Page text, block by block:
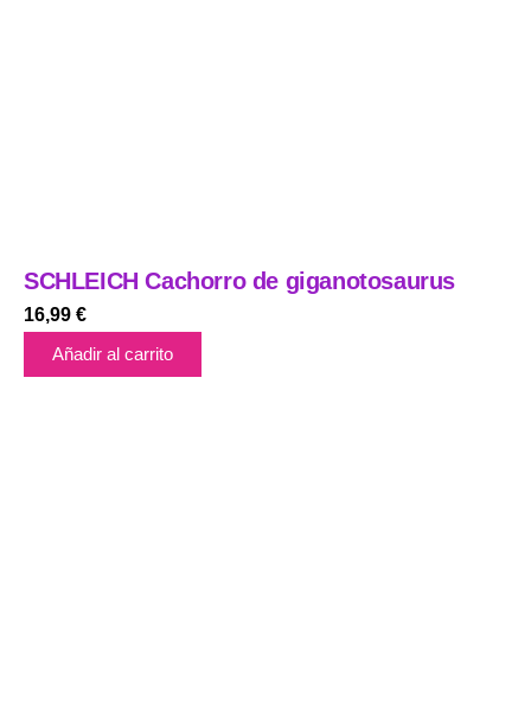
SCHLEICH Cachorro de giganotosaurus
16,99 €
Añadir al carrito